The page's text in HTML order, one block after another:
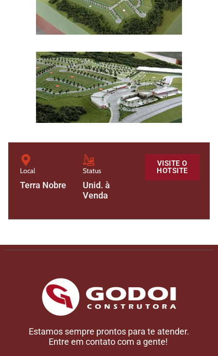
Local
Terra Nobre
Status
Unid. à
Venda
VISITE O
HOTSITE
Estamos sempre prontos para te atender.
Entre em contato com a gente!